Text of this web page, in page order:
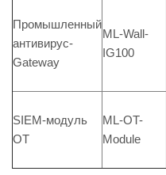
Промышленный
антивирус-
Gateway
ML-Wall-
IG100
SIEM-модуль
OT
ML-OT-
Module